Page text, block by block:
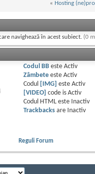
« Hosting
navighează în acest subiect. (0
Codul BBeste Activ
Zâmbeteeste Activ
Codul
[IMG] este Activ
[VIDEO]
code is Activ
Codul HTML este
Inactiv
Trackbacksare
Inactiv
Reguli Forum